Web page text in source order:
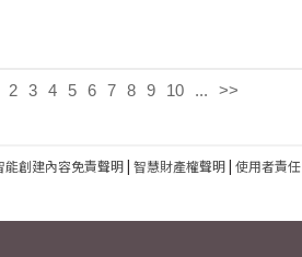
2 3 4 5 6 7 8 9 10 ... >>
能創建內容免責聲明| 智慧財產權聲明| 使用者責任